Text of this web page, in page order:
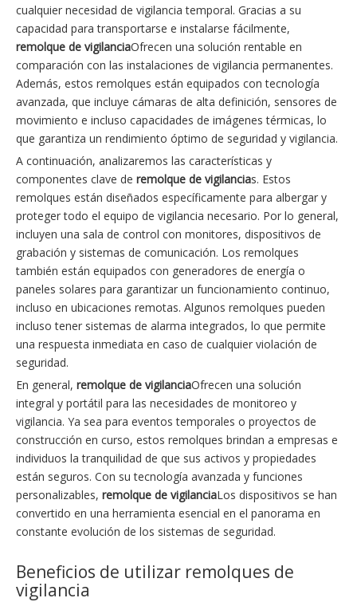
cualquier necesidad de vigilancia temporal. Gracias a su
capacidad para transportarse e instalarse fácilmente,
remolque de vigilanciaOfrecen una solución rentable en
comparación con las instalaciones de vigilancia permanentes.
Además, estos remolques están equipados con tecnología
avanzada, que incluye cámaras de alta definición, sensores de
movimiento e incluso capacidades de imágenes térmicas, lo
que garantiza un rendimiento óptimo de seguridad y vigilancia.
A continuación, analizaremos las características y
componentes clave de remolque de vigilancias. Estos
remolques están diseñados específicamente para albergar y
proteger todo el equipo de vigilancia necesario. Por lo general,
incluyen una sala de control con monitores, dispositivos de
grabación y sistemas de comunicación. Los remolques
también están equipados con generadores de energía o
paneles solares para garantizar un funcionamiento continuo,
incluso en ubicaciones remotas. Algunos remolques pueden
incluso tener sistemas de alarma integrados, lo que permite
una respuesta inmediata en caso de cualquier violación de
seguridad.
En general, remolque de vigilanciaOfrecen una solución
integral y portátil para las necesidades de monitoreo y
vigilancia. Ya sea para eventos temporales o proyectos de
construcción en curso, estos remolques brindan a empresas e
individuos la tranquilidad de que sus activos y propiedades
están seguros. Con su tecnología avanzada y funciones
personalizables, remolque de vigilanciaLos dispositivos se han
convertido en una herramienta esencial en el panorama en
constante evolución de los sistemas de seguridad.
Beneficios de utilizar remolques de
vigilancia